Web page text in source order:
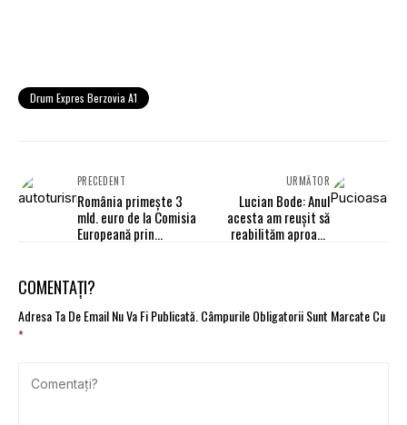
Drum Expres Berzovia A1
PRECEDENT
România primește 3
mld. euro de la Comisia
Europeană prin
URMĂTOR
Lucian Bode: Anul
acesta am reuşit să
reabilităm aproape
COMENTAȚI?
Adresa Ta De Email Nu Va Fi Publicată.Câmpurile Obligatorii Sunt Marcate Cu
*